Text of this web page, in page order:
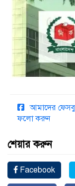
আমাদের
ফলো করুন
শেয়ার করুন
Facebook